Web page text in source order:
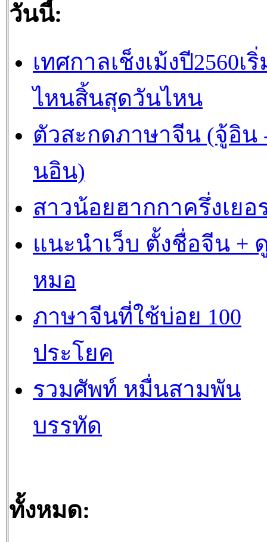
วันนี้:
เทศกาลเช็งเม้งปี2560เ
ไหนสิ้นสุดวันไหน
ตัวสะกดภาษาจีน (จู้อิน
นอิน)
สาวน้อยฮากกาครึ่งเยอ
แนะนำเว็บ ตั้งชื่อจีน +
หมอ
ภาษาจีนที่ใช้บ่อย 100
ประโยค
รวมศัพท์ หมื่นสามพัน
บรรทัด
ทั้งหมด: